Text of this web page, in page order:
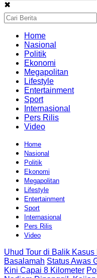
✖
Home
Nasional
Politik
Ekonomi
Megapolitan
Lifestyle
Entertainment
Sport
Internasional
Pers Rilis
Video
Home
Nasional
Politik
Ekonomi
Megapolitan
Lifestyle
Entertainment
Sport
Internasional
Pers Rilis
Video
Uhud Tour di Balik
Basalamah Status Awas
Kini Capai 8 Kilometer